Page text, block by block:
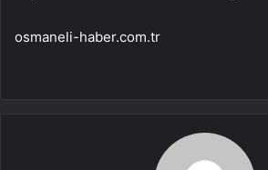
osmaneli-haber.com.tr